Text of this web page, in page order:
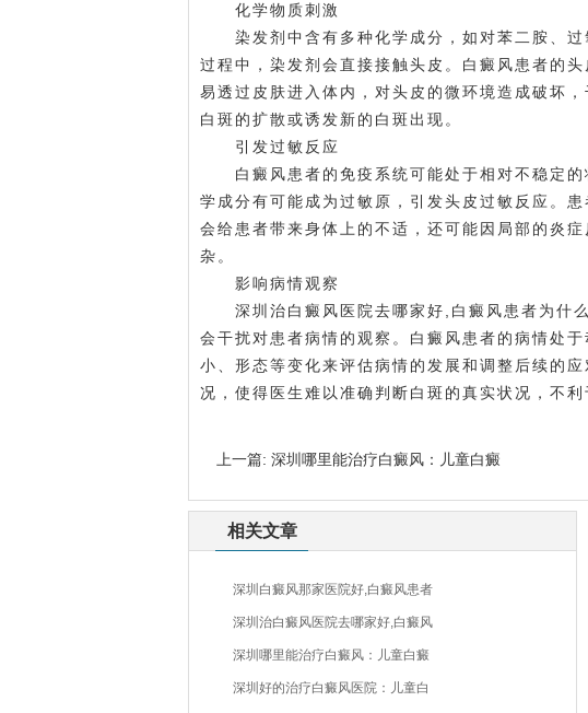
化学物质刺激
染发剂中含有多种化学成分，如对苯二胺、过
过程中，染发剂会直接接触头皮。白癜风患者的
易透过皮肤进入体内，对头皮的微环境造成破坏
白斑的扩散或诱发新的白斑出现。
引发过敏反应
白癜风患者的免疫系统可能处于相对不稳定的
学成分有可能成为过敏原，引发头皮过敏反应。
会给患者带来身体上的不适，还可能因局部的炎
杂。
影响病情观察
深圳治白癜风医院去哪家好 ,白癜风患者为什
会干扰对患者病情的观察。白癜风患者的病情处
小、形态等变化来评估病情的发展和调整后续的
况，使得医生难以准确判断白斑的真实状况，不利
上一篇: 深圳哪里能治疗白癜风：儿童白癜
相关文章
深圳白癜风那家医院好,白癜风患者
深圳治白癜风医院去哪家好,白癜风
深圳哪里能治疗白癜风：儿童白癜
深圳好的治疗白癜风医院：儿童白